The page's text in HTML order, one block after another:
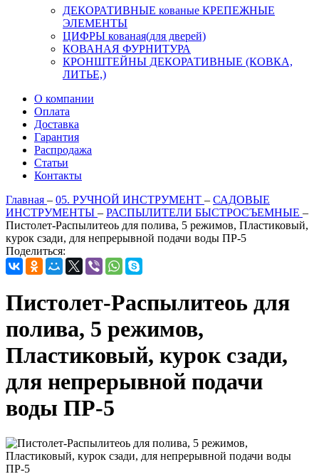
ДЕКОРАТИВНЫЕ кованые КРЕПЕЖНЫЕ
ЭЛЕМЕНТЫ
ЦИФРЫ кованая(для дверей)
КОВАНАЯ ФУРНИТУРА
КРОНШТЕЙНЫ ДЕКОРАТИВНЫЕ (КОВКА,
ЛИТЬЕ,)
О компании
Оплата
Доставка
Гарантия
Распродажа
Статьи
Контакты
Главная – 05. РУЧНОЙ ИНСТРУМЕНТ – САДОВЫЕ
ИНСТРУМЕНТЫ – РАСПЫЛИТЕЛИ БЫСТРОСЪЕМНЫЕ –
Пистолет-Распылитеоь для полива, 5 режимов, Пластиковый,
курок сзади, для непрерывной подачи воды ПР-5
Поделиться:
Пистолет-Распылитеоь для
полива, 5 режимов,
Пластиковый, курок сзади,
для непрерывной подачи
воды ПР-5